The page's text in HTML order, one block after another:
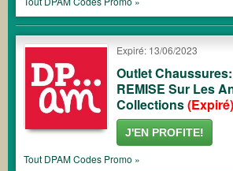
Expiré: 13/06/2023
Outlet
REMISE Sur Les
Collections(Expiré)
J'EN PROFITE!
Tout DPAMCodes Promo »